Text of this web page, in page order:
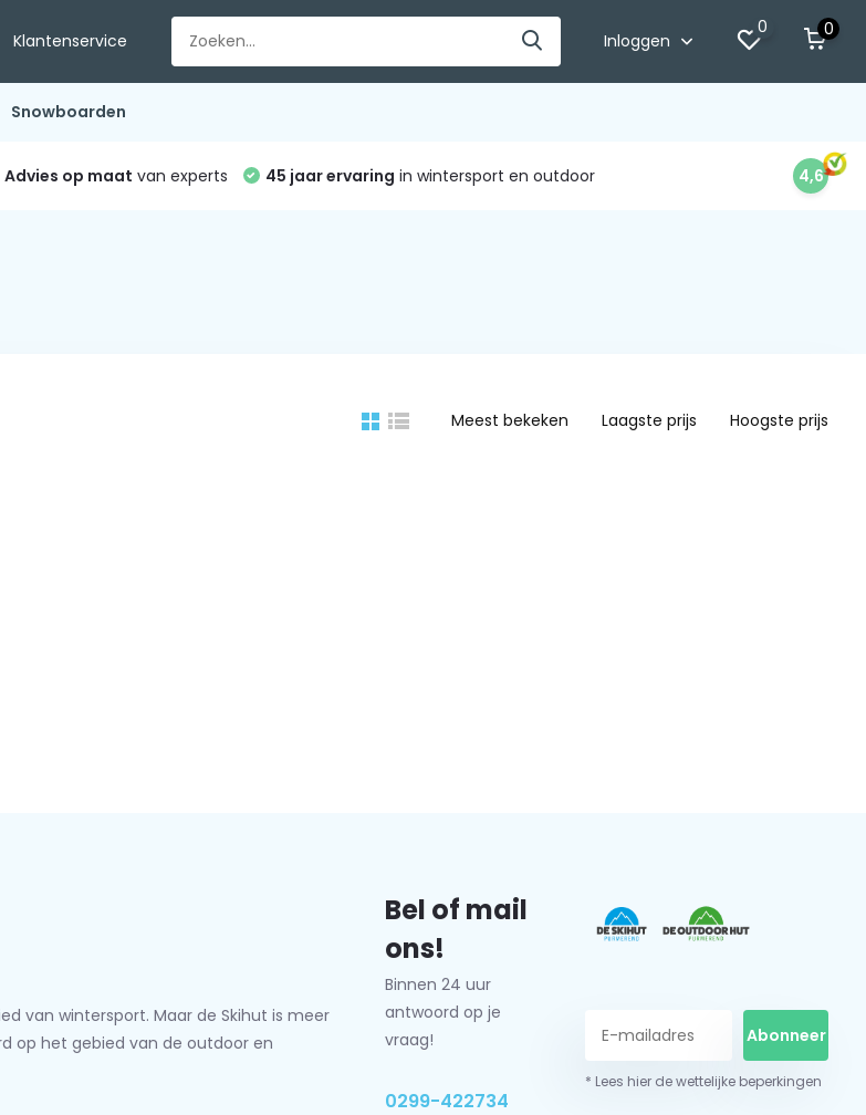
Klantenservice Inloggen
0 0
Snowboarden
Advies op maat van experts 45 jaar ervaring in wintersport en outdoor 4,6
Meest bekeken Laagste prijs Hoogste prijs
van wintersport. Maar de Skihut is meer
op het gebied van de outdoor en
Bel of mail
ons!
Binnen 24 uur
antwoord op je
vraag!
0299-422734
Abonneer
* Lees hier de wettelijke beperkingen